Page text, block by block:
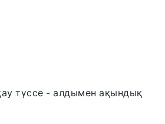
түссе - алдымен ақындық